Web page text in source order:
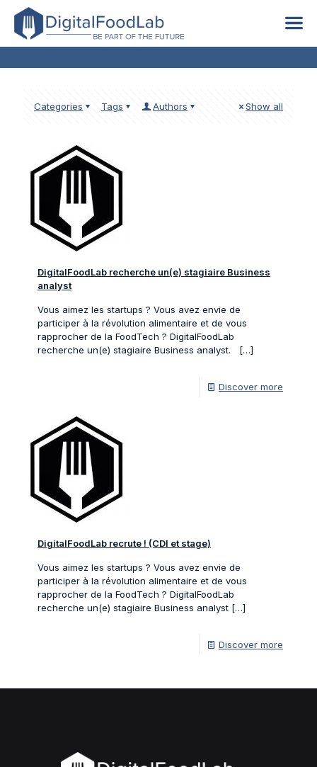
Stage
Categories Tags Authors Show all
DigitalFoodLab recherche un(e) stagiaire Business
analyst
Vous aimez les startups ? Vous avez envie de
participer à la révolution alimentaire et de vous
rapprocher de la FoodTech ? DigitalFoodLab
recherche un(e) stagiaire Business analyst.
[…]
Discover more
DigitalFoodLab recrute ! (CDI et stage)
Vous aimez les startups ? Vous avez envie de
participer à la révolution alimentaire et de vous
rapprocher de la FoodTech ? DigitalFoodLab
recherche un(e) stagiaire Business analyst […]
Discover more